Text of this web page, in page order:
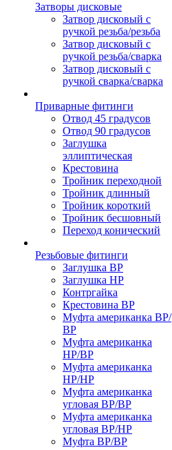
Затворы дисковые
Затвор дисковый с
ручкой резьба/резьба
Затвор дисковый с
ручкой резьба/сварка
Затвор дисковый с
ручкой сварка/сварка
Приварные фитинги
Отвод 45 градусов
Отвод 90 градусов
Заглушка
эллиптическая
Крестовина
Тройник переходной
Тройник длинный
Тройник короткий
Тройник бесшовный
Переход конический
Резьбовые фитинги
Заглушка ВР
Заглушка НР
Контргайка
Крестовина ВР
Муфта американка ВР/
ВР
Муфта американка
НР/ВР
Муфта американка
НР/НР
Муфта американка
угловая ВР/ВР
Муфта американка
угловая ВР/НР
Муфта ВР/ВР